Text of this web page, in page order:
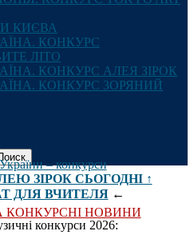
КИЄВА
КОНКУРС
ЛІТО
КОНКУРС АЛЕЯ ЗІРОК
КОНКУРС ЗОРЯНИЙ
ЗІРОК СЬОГОДНІ ↑
ДЛЯ ВЧИТЕЛЯ←
КОНКУРСНІ НОВИНИ
конкурси 2026: